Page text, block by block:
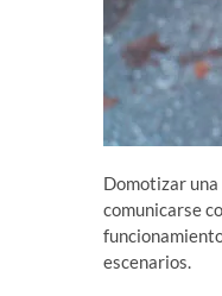
Domotizar
comunicarse
escenarios.